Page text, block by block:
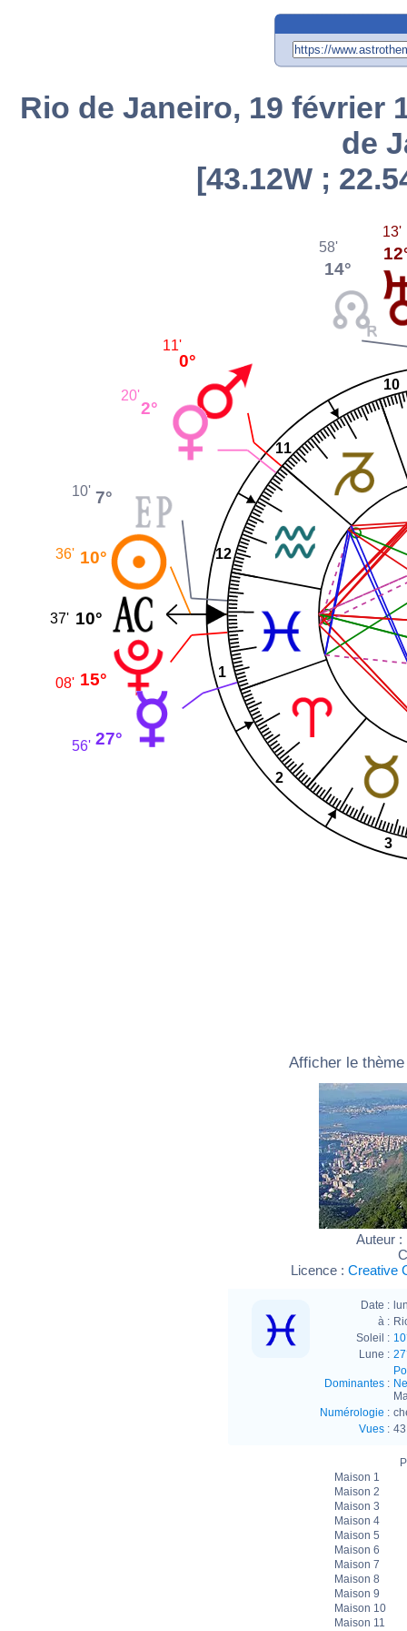
Rio de Janeiro, 19 février
de
[43.12W ;
1
2
3
10
11
12
13'
14°
58'
0°
11'
2°
20'
7°
10'
10°
36'
10°
37'
15°
08'
27°
56'
Afficher le
Auteur :
Licence : Creative
Date :
à :
Soleil :
Lune :
Dominantes:
Numérologie :
Vues:
Maison 1
Maison 2
Maison 3
Maison 4
Maison 5
Maison 6
Maison 7
Maison 8
Maison 9
Maison 10
Maison 11